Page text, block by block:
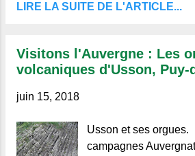
LIRE LA SUITE DE L'ARTICLE...
Visitons l'Auvergne : Les
volcaniques d'Usson, Puy-
juin 15, 2018
Usson et ses orgues.
campagnes